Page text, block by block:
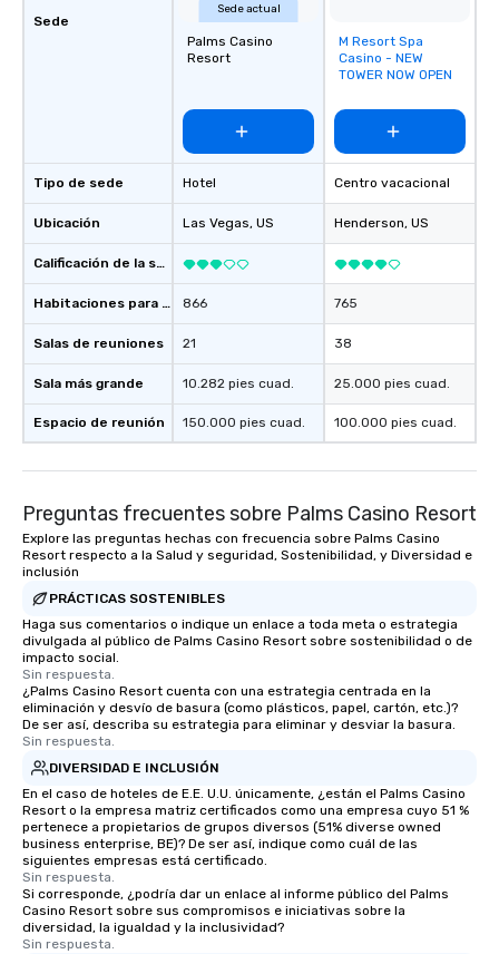
Sede
Tipo de sede
Ubicación
Calificación de la sede
Habitaciones para huéspedes
Salas de reuniones
Sala más grande
Espacio de reunión
Sede actual
Palms Casino
Resort
Hotel
Las Vegas, US
866
21
10.282 pies cuad.
150.000 pies cuad.
Removed from
favorites
M Resort Spa
Casino - NEW
TOWER NOW OPEN
Centro vacacional
Henderson, US
765
38
25.000 pies cuad.
100.000 pies cuad.
Preguntas frecuentes sobre Palms Casino Resort
Explore las preguntas hechas con frecuencia sobre Palms Casino
Resort respecto a la Salud y seguridad, Sostenibilidad, y Diversidad e
inclusión
PRÁCTICAS SOSTENIBLES
Haga sus comentarios o indique un enlace a toda meta o estrategia
divulgada al público de Palms Casino Resort sobre sostenibilidad o de
impacto social.
Sin respuesta.
¿Palms Casino Resort cuenta con una estrategia centrada en la
eliminación y desvío de basura (como plásticos, papel, cartón, etc.)?
De ser así, describa su estrategia para eliminar y desviar la basura.
Sin respuesta.
DIVERSIDAD E INCLUSIÓN
En el caso de hoteles de E.E. U.U. únicamente, ¿están el Palms Casino
Resort o la empresa matriz certificados como una empresa cuyo 51 %
pertenece a propietarios de grupos diversos (51% diverse owned
business enterprise, BE)? De ser así, indique como cuál de las
siguientes empresas está certificado.
Sin respuesta.
Si corresponde, ¿podría dar un enlace al informe público del Palms
Casino Resort sobre sus compromisos e iniciativas sobre la
diversidad, la igualdad y la inclusividad?
Sin respuesta.